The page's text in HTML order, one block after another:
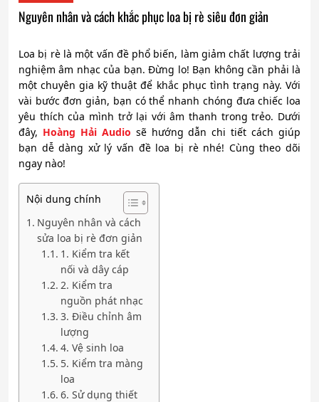
Nguyên nhân và cách khắc phục loa bị rè siêu đơn giản
Loa bị rè là một vấn đề phổ biến, làm giảm chất lượng trải
nghiệm âm nhạc của bạn. Đừng lo! Bạn không cần phải là
một chuyên gia kỹ thuật để khắc phục tình trạng này. Với
vài bước đơn giản, bạn có thể nhanh chóng đưa chiếc loa
yêu thích của mình trở lại với âm thanh trong trẻo. Dưới
đây, Hoàng Hải Audio sẽ hướng dẫn chi tiết cách giúp
bạn dễ dàng xử lý vấn đề loa bị rè nhé! Cùng theo dõi
ngay nào!
Nội dung chính
Nguyên nhân và cách
sửa loa bị rè đơn giản
1. Kiểm tra kết
nối và dây cáp
2. Kiểm tra
nguồn phát nhạc
3. Điều chỉnh âm
lượng
4. Vệ sinh loa
5. Kiểm tra màng
loa
6. Sử dụng thiết